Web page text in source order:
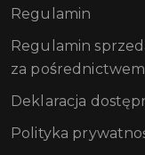
Regulamin
Regulamin
za
Deklaracja
Polityka